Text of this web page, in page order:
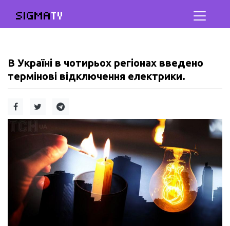
SIGMATV
В Україні в чотирьох регіонах введено
термінові відключення електрики.